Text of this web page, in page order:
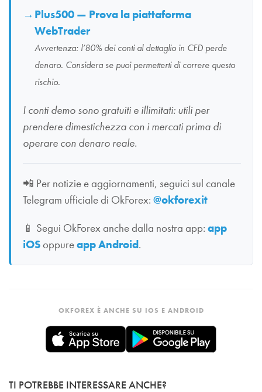
Plus500 — Prova la piattaforma
WebTrader
Avvertenza: l’80% dei conti al dettaglio in CFD perde
denaro. Considera se puoi permetterti di correre questo
rischio.
I conti demo sono gratuiti e illimitati: utili per
prendere dimestichezza con i mercati prima di
operare con denaro reale.
📲 Per notizie e aggiornamenti, seguici sul canale
Telegram ufficiale di OkForex: @okforexit
📱 Segui OkForex anche dalla nostra app: app
iOSoppureapp Android.
OKFOREX È ANCHE SU IOS E ANDROID
TI POTREBBE INTERESSARE ANCHE?